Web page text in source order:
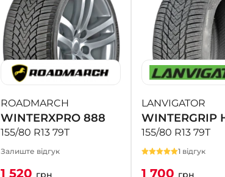
ROADMARCH
WINTERXPRO 888
155/80 R13 79T
Залиште відгук
1 520 грн
LANVIGATOR
WINTERGRIP
155/80 R13 79T
1 відгук
1 700 грн